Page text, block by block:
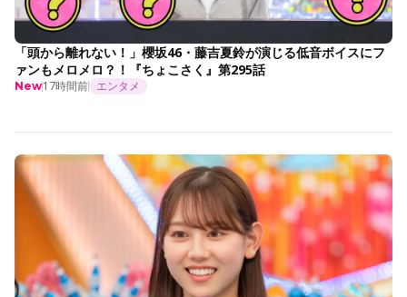
「頭から離れない！」櫻坂46・藤吉夏鈴が演じる低音ボイスにフ
ァンもメロメロ？！『ちょこさく』第295話
New17時間前 エンタメ